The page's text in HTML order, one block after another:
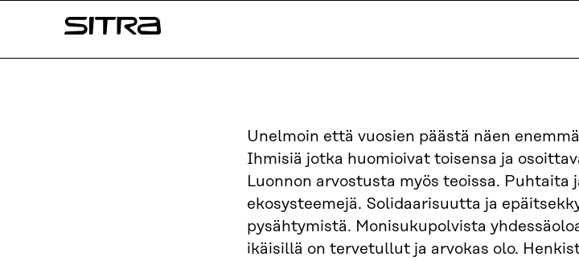
sisältöön
Sitra
Unelmoin että vuosien päästä näen
Ihmisiä jotka huomioivat toisensa ja
Luonnon arvostusta myös teoissa. Puhtaita
ekosysteemejä. Solidaarisuutta ja
pysähtymistä. Monisukupolvista
ikäisillä on tervetullut ja arvokas olo.